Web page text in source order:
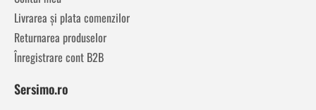
Livrarea și plata comenzilor
Returnarea produselor
Înregistrare cont B2B
Sersimo.ro